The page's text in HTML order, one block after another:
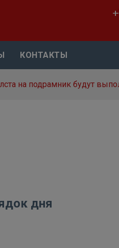
КОНТАКТЫ
на подрамник будут
дня